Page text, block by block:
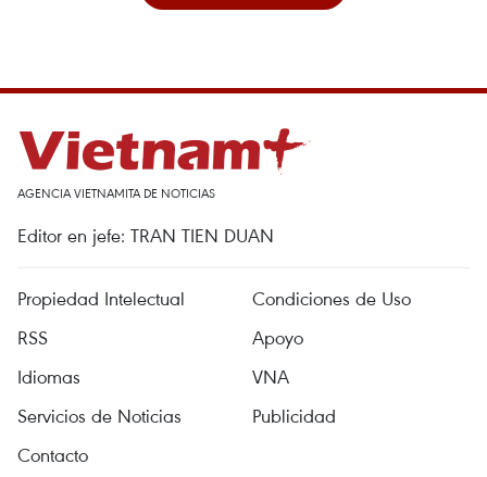
AGENCIA VIETNAMITA DE NOTICIAS
Editor en jefe: TRAN TIEN DUAN
Propiedad Intelectual
Condiciones de Uso
RSS
Apoyo
Idiomas
VNA
Servicios de Noticias
Publicidad
Contacto